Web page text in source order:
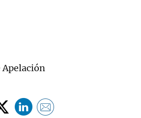
Apelación